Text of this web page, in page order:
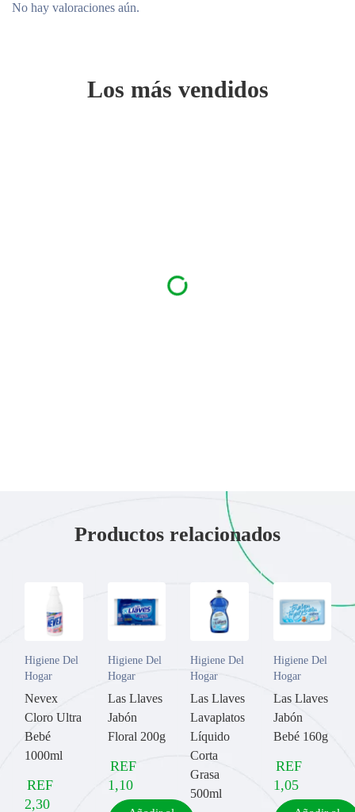
No hay valoraciones aún.
Los más vendidos
Productos relacionados
Higiene Del
Hogar
Nevex
Cloro Ultra
Bebé
1000ml
REF
2,30
Higiene Del
Hogar
Las Llaves
Jabón
Floral 200g
REF
1,10
Higiene Del
Hogar
Las Llaves
Lavaplatos
Líquido
Corta
Grasa
500ml
Higiene Del
Hogar
Las Llaves
Jabón
Bebé 160g
REF
1,05